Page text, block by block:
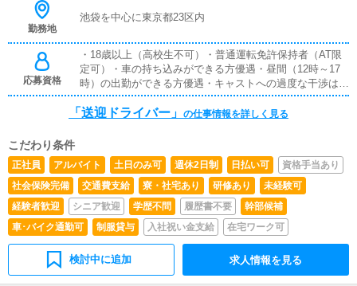
勤務地
池袋を中心に東京都23区内
応募資格
・18歳以上（高校生不可）・普通運転免許保持者（AT限
定可）・車の持ち込みができる方優遇・昼間（12時～17
時）の出勤ができる方優遇・キャストへの過度な干渉は厳
禁です★週5日以上出勤できる方は特に優遇します★
「送迎ドライバー」 の仕事情報を詳しく見る
こだわり条件
正社員 アルバイト 土日のみ可 週休2日制 日払い可
資格手当あり
社会保険完備
交通費支給 寮・社宅あり 研修あり
未経験可
経験者歓迎
シニア歓迎 学歴不問 履歴書不要
幹部候補
車･バイク通勤可
制服貸与 入社祝い金支給 在宅ワーク可
検討中に追加 求人情報を見る